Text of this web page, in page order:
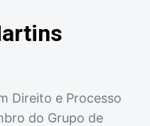
Direito e Processo
do Grupo de